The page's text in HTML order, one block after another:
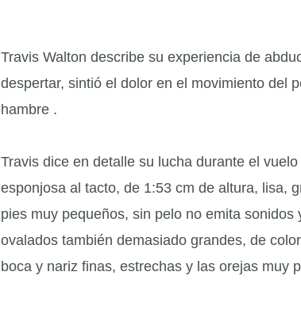
Travis Walton describe su experiencia de
despertar, sintió el dolor en el movimiento del
hambre .
Travis dice en detalle su lucha durante el
esponjosa al tacto, de 1:53 cm de altura, lisa,
pies muy pequeños, sin pelo no emita
ovalados también demasiado grandes, de
boca y nariz finas, estrechas y las orejas muy